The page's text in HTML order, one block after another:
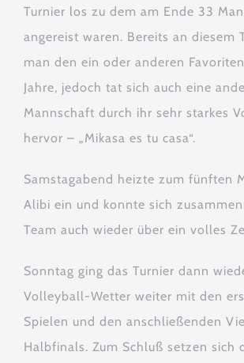
Turnier los zu dem am Ende 33
angereist waren. Bereits an diesem
man den ein oder anderen
Jahre, jedoch tat sich auch eine
Mannschaft durch ihr sehr starkes
hervor – „Mikasa es tu casa“.
Samstagabend heizte zum fünften
Alibi ein und konnte sich
Team auch wieder über ein volles
Sonntag ging das Turnier dann
Volleyball-Wetter weiter mit den
Spielen und den anschließenden
Halbfinals. Zum Schluß setzen sich